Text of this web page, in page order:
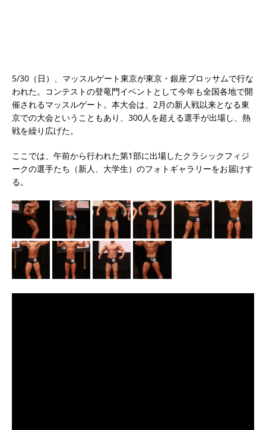
5/30（日）、マッスルゲート東京が東京・銀座ブロッサムで行な
われた。コンテストの登竜門イベントとして今年も全国各地で開
催されるマッスルゲート。本大会は、2月の新人戦以来となる東
京での大会ということもあり、300人を超える選手が出場し、熱
戦を繰り広げた。
ここでは、午前から行われた第1部に出場したクラシックフィジ
ークの選手たち（新人、大学生）のフォトギャラリーをお届けす
る。